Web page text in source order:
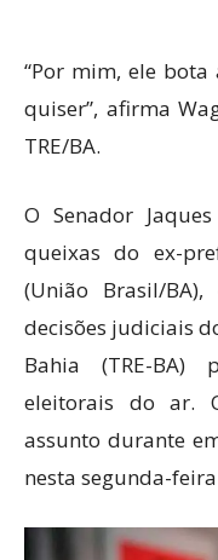
“Por mim, ele
quiser”, afirma
TRE/BA.
O Senador
queixas do ex-
(União Brasil/
decisões judiciais
Bahia (TRE-BA)
eleitorais do ar.
assunto durante
nesta segunda-feira